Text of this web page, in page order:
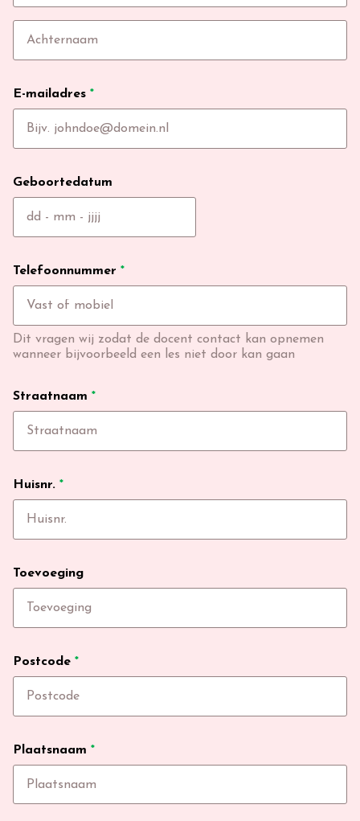
E-mailadres *
Geboortedatum
Telefoonnummer *
Dit vragen wij zodat de docent contact kan opnemen
wanneer bijvoorbeeld een les niet door kan gaan
Straatnaam *
Huisnr. *
Toevoeging
Postcode *
Plaatsnaam *